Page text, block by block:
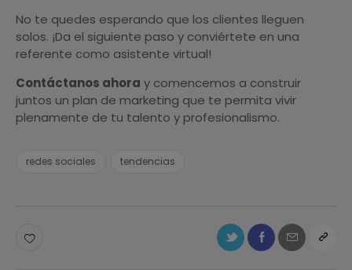
No te quedes esperando que los clientes lleguen
solos. ¡Da el siguiente paso y conviértete en una
referente como asistente virtual!
Contáctanos ahora y comencemos a construir
juntos un plan de marketing que te permita vivir
plenamente de tu talento y profesionalismo.
redes sociales tendencias